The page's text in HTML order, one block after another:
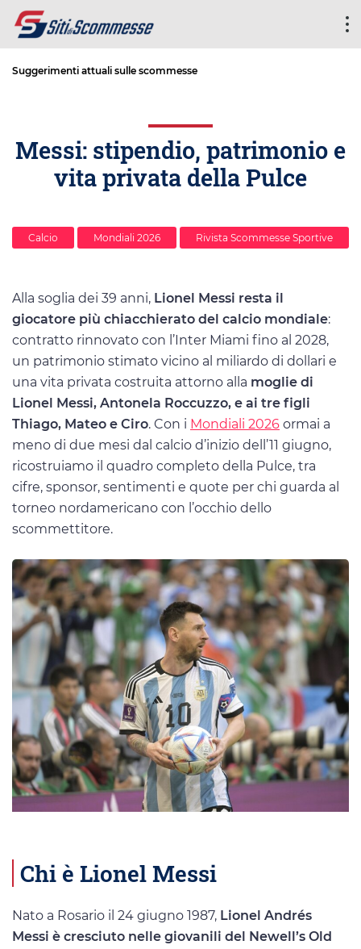
Suggerimenti attuali sulle scommesse
Messi: stipendio, patrimonio e
vita privata della Pulce
Calcio Mondiali 2026 Rivista Scommesse Sportive
Alla soglia dei 39 anni, Lionel Messi resta il
giocatore più chiacchierato del calcio mondiale:
contratto rinnovato con l’Inter Miami fino al 2028,
un patrimonio stimato vicino al miliardo di dollari e
una vita privata costruita attorno alla moglie di
Lionel Messi, Antonela Roccuzzo, e ai tre figli
Thiago, Mateo e Ciro. Con i Mondiali 2026 ormai a
meno di due mesi dal calcio d’inizio dell’11 giugno,
ricostruiamo il quadro completo della Pulce, tra
cifre, sponsor, sentimenti e quote per chi guarda al
torneo nordamericano con l’occhio dello
scommettitore.
Chi è Lionel Messi
Nato a Rosario il 24 giugno 1987, Lionel Andrés
Messi è cresciuto nelle giovanili del Newell’s Old